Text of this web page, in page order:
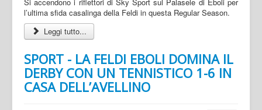
l’ultima sfida casalinga della Feldi in questa Regular Season.
Leggi tutto...
SPORT - LA FELDI EBOLI DOMINA IL
DERBY CON UN TENNISTICO 1-6 IN
CASA DELL’AVELLINO